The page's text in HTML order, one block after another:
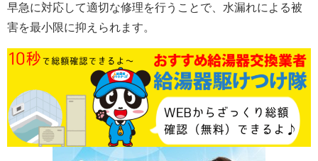
早急に対応して適切な修理を行うことで、水漏れによる被
害を最小限に抑えられます。